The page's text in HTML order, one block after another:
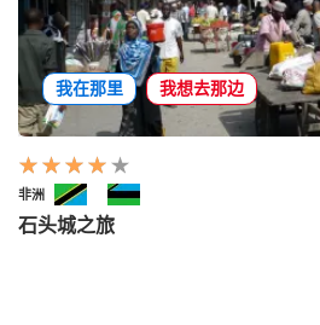
我在那里 我想去那边
非洲
石头城之旅